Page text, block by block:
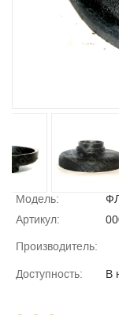
Модель:
Артикул:
Производитель:
Доступность: В